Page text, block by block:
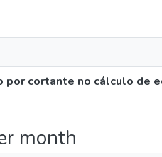
por cortante no cálculo de
month